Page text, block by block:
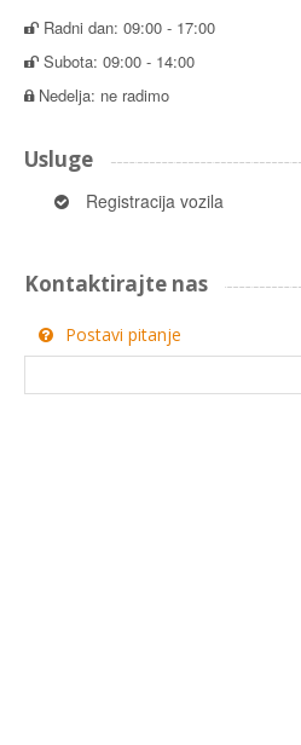
Radni dan: 09:00 - 17:00
Subota: 09:00 - 14:00
Nedelja: ne radimo
Usluge
Registracija vozila
Kontaktirajte nas
Postavi pitanje